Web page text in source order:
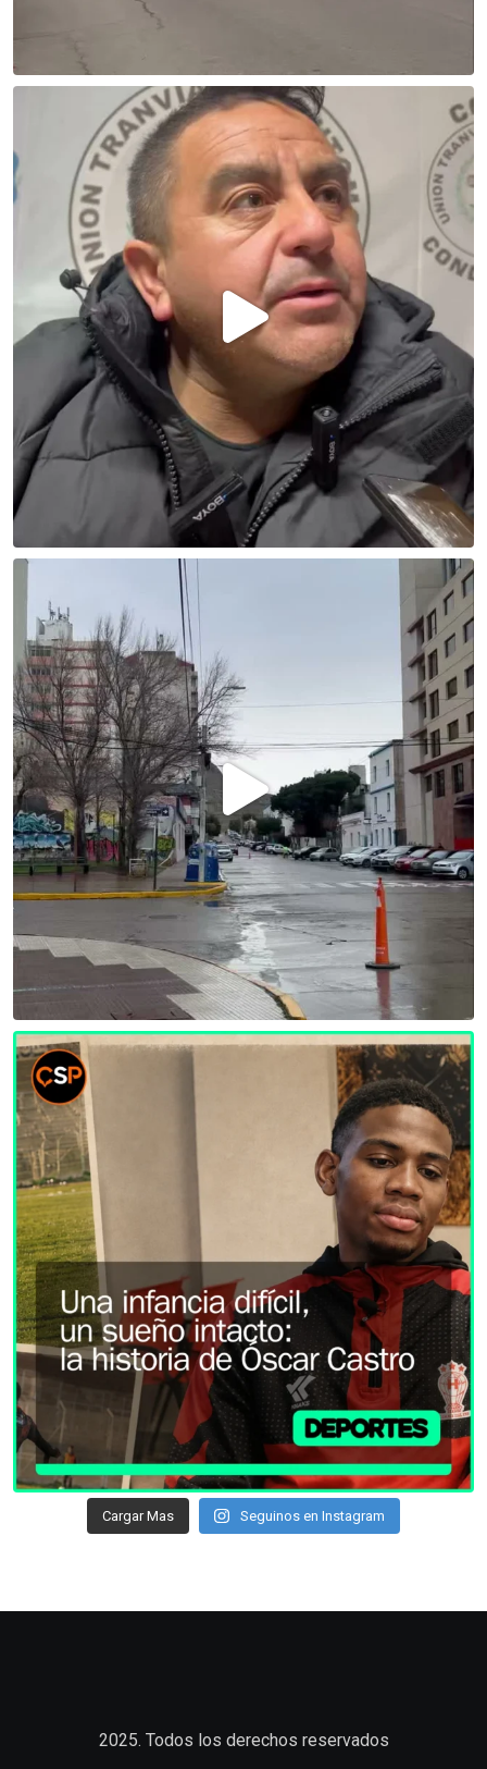
Cargar Mas Seguinos en Instagram
2025. Todos los derechos reservados